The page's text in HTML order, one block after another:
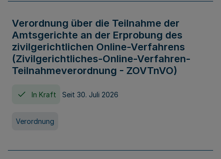
Verordnung über die Teilnahme der
Amtsgerichte an der Erprobung des
zivilgerichtlichen Online-Verfahrens
(Zivilgerichtliches-Online-Verfahren-
Teilnahmeverordnung - ZOVTnVO)
In Kraft Seit 30. Juli 2026
Verordnung